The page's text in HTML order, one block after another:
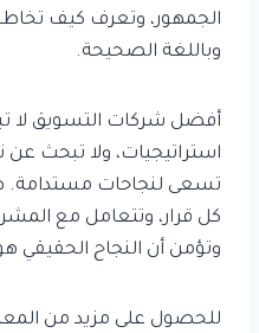
الجمهور، وتعرف كيف
وباللغة الصحيحة.
أفضل شركات التسويق لا
استراتيجيات، ولا تبحث عن
تسعى لنجاحات مستدامة.
كل قرار، وتتعامل مع
وتؤمن أن النجاح الحقيقي
للحصول على مزيد من